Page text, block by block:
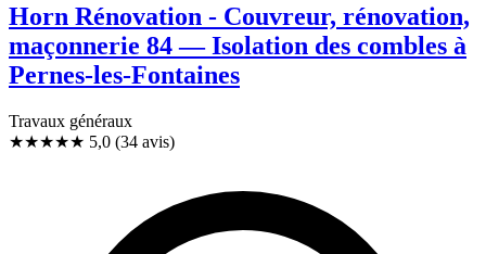
Horn Rénovation - Couvreur, rénovation,
maçonnerie 84 — Isolation des combles à
Pernes-les-Fontaines
Travaux généraux
★★★★★ 5,0 (34 avis)